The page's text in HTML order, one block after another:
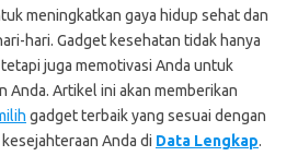
meningkatkan gaya hidup sehat dan
hari. Gadget kesehatan tidak hanya
juga memotivasi Anda untuk
Anda. Artikel ini akan memberikan
gadget terbaik yang sesuai dengan
Anda di Data Lengkap.